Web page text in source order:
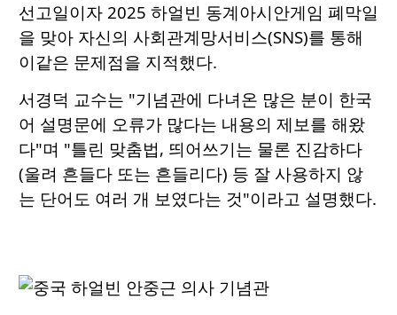
선고일이자 2025 하얼빈 동계아시안게임 폐막일
을 맞아 자신의 사회관계망서비스(SNS)를 통해
이같은 문제점을 지적했다.
서경덕 교수는 "기념관에 다녀온 많은 분이 한국
어 설명문에 오류가 많다는 내용의 제보를 해왔
다"며 "틀린 맞춤법, 띄어쓰기는 물론 진감하다
(울려 흔들다 또는 흔들리다) 등 잘 사용하지 않
는 단어도 여러 개 보였다는 것"이라고 설명했다.